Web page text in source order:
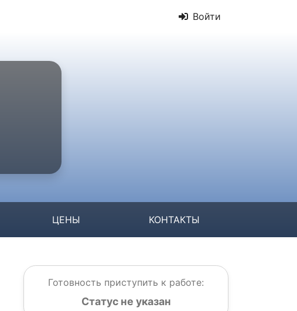
Войти
ЦЕНЫ КОНТАКТЫ
Готовность приступить к работе:
Статус не указан